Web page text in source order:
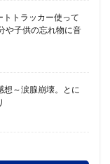
トトラッカー使って
や子供の忘れ物に音
想～涙腺崩壊。とに